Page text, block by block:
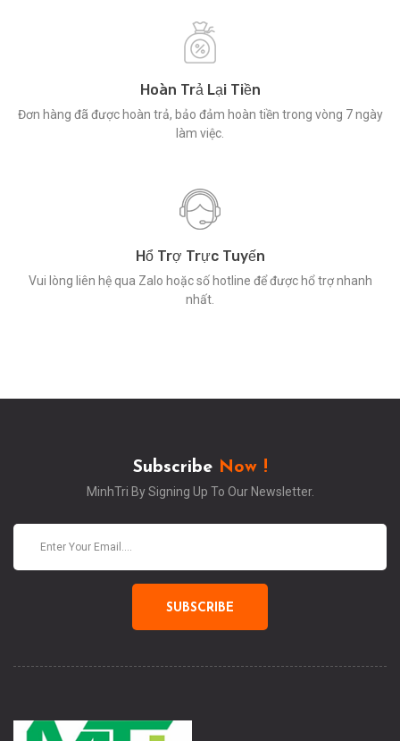
Hoàn Trả Lại Tiền
Đơn hàng đã được hoàn trả, bảo đảm hoàn tiền trong vòng 7 ngày
làm việc.
Hổ Trợ Trực Tuyến
Vui lòng liên hệ qua Zalo hoặc số hotline để được hổ trợ nhanh
nhất.
Subscribe Now !
MinhTri By Signing Up To Our Newsletter.
SUBSCRIBE